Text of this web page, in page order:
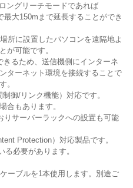
ングリーチモードであれば
大150mまで延長することができ
所に設置したパソコンを遠隔地よ
が可能です。
るため、送信機側にインターネ
ターネット環境を接続することで
。
御/リンク機能）対応です。
合もあります。
りサーバーラックへの設置も可能
Protection）対応製品です。
必要があります。
ーブルを1本使用します。別途ご